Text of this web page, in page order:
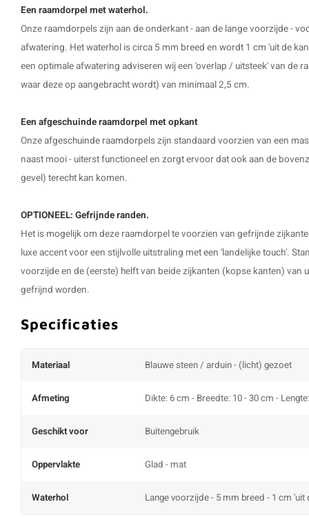
Een raamdorpel met waterhol.
Onze raamdorpels zijn aan de onderkant - aan de lange voorzijde -
afwatering. Het waterhol is circa 5 mm breed en wordt 1 cm 'uit de
een optimale afwatering adviseren wij een 'overlap / uitsteek' van de
waar deze op aangebracht wordt) van minimaal 2,5 cm.
Een afgeschuinde raamdorpel met opkant
Onzeafgeschuinde raamdorpelszijn standaard voorzien van een
naast mooi - uiterst functioneel en zorgt ervoor dat ook aan de
gevel) terecht kan komen.
OPTIONEEL: Gefrijnde randen.
Het is mogelijk om deze raamdorpel te voorzien van gefrijnde
luxe accent voor een stijlvolle uitstraling met een 'landelijke touch'.
voorzijde en de (eerste) helft van beide zijkanten (kopse kanten) van
gefrijnd worden.
Specificaties
Materiaal Blauwe steen / arduin - (licht) gezoet
Afmeting Dikte: 6 cm - Breedte: 10 - 30 cm -
Geschikt voor Buitengebruik
Oppervlakte Glad - mat
Waterhol Lange voorzijde - 5 mm breed - 1 cm 'uit